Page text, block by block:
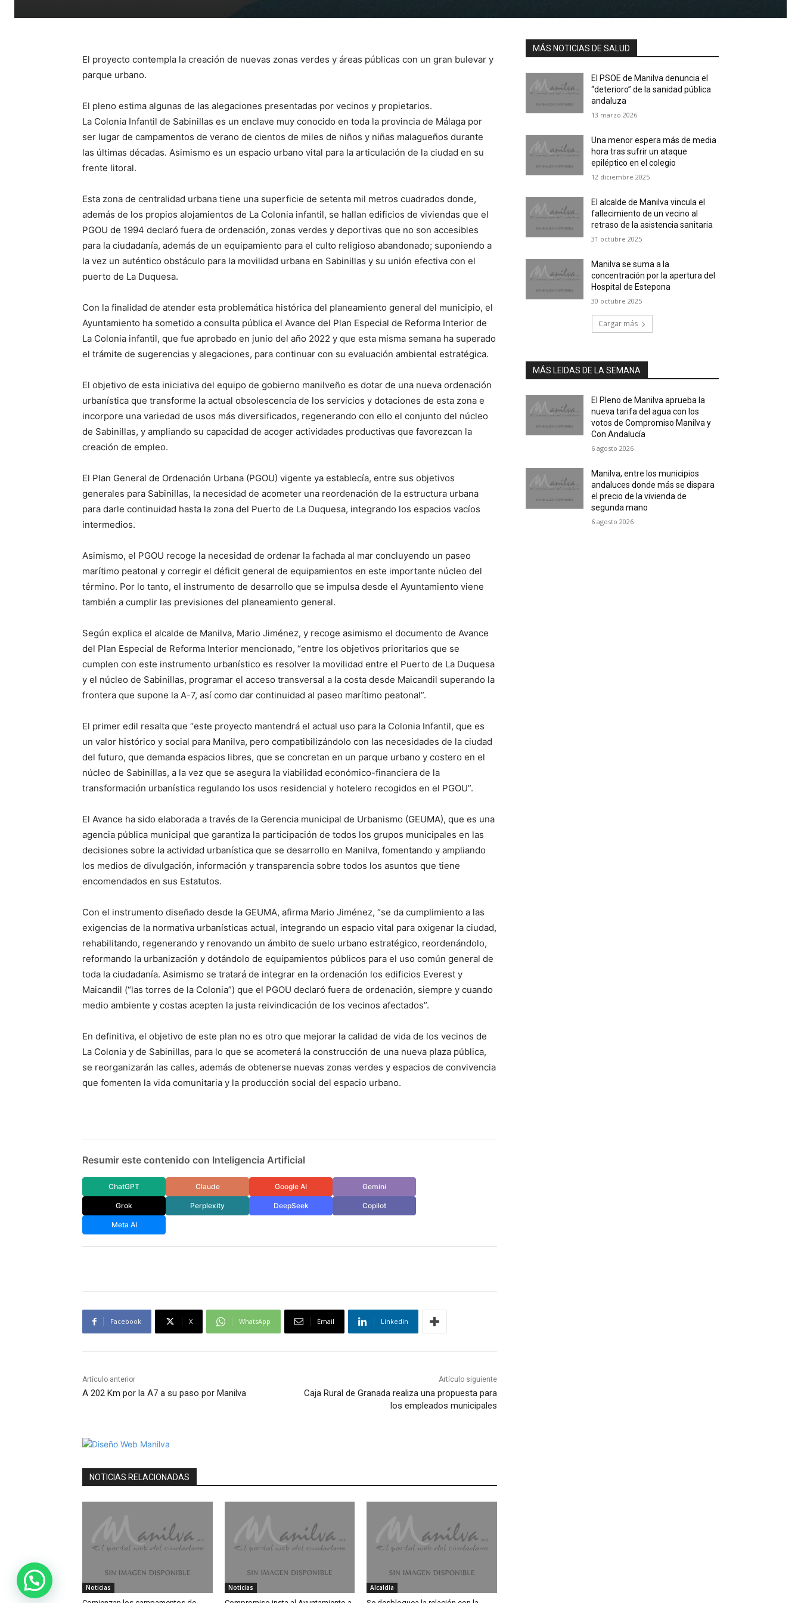
El proyecto contempla la creación de nuevas zonas verdes y áreas públicas con un gran bulevar y
parque urbano.
El pleno estima algunas de las alegaciones presentadas por vecinos y propietarios.
La Colonia Infantil de Sabinillas es un enclave muy conocido en toda la provincia de Málaga por
ser lugar de campamentos de verano de cientos de miles de niños y niñas malagueños durante
las últimas décadas. Asimismo es un espacio urbano vital para la articulación de la ciudad en su
frente litoral.
Esta zona de centralidad urbana tiene una superficie de setenta mil metros cuadrados donde,
además de los propios alojamientos de La Colonia infantil, se hallan edificios de viviendas que el
PGOU de 1994 declaró fuera de ordenación, zonas verdes y deportivas que no son accesibles
para la ciudadanía, además de un equipamiento para el culto religioso abandonado; suponiendo a
la vez un auténtico obstáculo para la movilidad urbana en Sabinillas y su unión efectiva con el
puerto de La Duquesa.
Con la finalidad de atender esta problemática histórica del planeamiento general del municipio, el
Ayuntamiento ha sometido a consulta pública el Avance del Plan Especial de Reforma Interior de
La Colonia infantil, que fue aprobado en junio del año 2022 y que esta misma semana ha superado
el trámite de sugerencias y alegaciones, para continuar con su evaluación ambiental estratégica.
El objetivo de esta iniciativa del equipo de gobierno manilveño es dotar de una nueva ordenación
urbanística que transforme la actual obsolescencia de los servicios y dotaciones de esta zona e
incorpore una variedad de usos más diversificados, regenerando con ello el conjunto del núcleo
de Sabinillas, y ampliando su capacidad de acoger actividades productivas que favorezcan la
creación de empleo.
El Plan General de Ordenación Urbana (PGOU) vigente ya establecía, entre sus objetivos
generales para Sabinillas, la necesidad de acometer una reordenación de la estructura urbana
para darle continuidad hasta la zona del Puerto de La Duquesa, integrando los espacios vacíos
intermedios.
Asimismo, el PGOU recoge la necesidad de ordenar la fachada al mar concluyendo un paseo
marítimo peatonal y corregir el déficit general de equipamientos en este importante núcleo del
término. Por lo tanto, el instrumento de desarrollo que se impulsa desde el Ayuntamiento viene
también a cumplir las previsiones del planeamiento general.
Según explica el alcalde de Manilva, Mario Jiménez, y recoge asimismo el documento de Avance
del Plan Especial de Reforma Interior mencionado, “entre los objetivos prioritarios que se
cumplen con este instrumento urbanístico es resolver la movilidad entre el Puerto de La Duquesa
y el núcleo de Sabinillas, programar el acceso transversal a la costa desde Maicandil superando la
frontera que supone la A-7, así como dar continuidad al paseo marítimo peatonal”.
El primer edil resalta que “este proyecto mantendrá el actual uso para la Colonia Infantil, que es
un valor histórico y social para Manilva, pero compatibilizándolo con las necesidades de la ciudad
del futuro, que demanda espacios libres, que se concretan en un parque urbano y costero en el
núcleo de Sabinillas, a la vez que se asegura la viabilidad económico-financiera de la
transformación urbanística regulando los usos residencial y hotelero recogidos en el PGOU”.
El Avance ha sido elaborada a través de la Gerencia municipal de Urbanismo (GEUMA), que es una
agencia pública municipal que garantiza la participación de todos los grupos municipales en las
decisiones sobre la actividad urbanística que se desarrollo en Manilva, fomentando y ampliando
los medios de divulgación, información y transparencia sobre todos los asuntos que tiene
encomendados en sus Estatutos.
Con el instrumento diseñado desde la GEUMA, afirma Mario Jiménez, “se da cumplimiento a las
exigencias de la normativa urbanísticas actual, integrando un espacio vital para oxigenar la ciudad,
rehabilitando, regenerando y renovando un ámbito de suelo urbano estratégico, reordenándolo,
reformando la urbanización y dotándolo de equipamientos públicos para el uso común general de
toda la ciudadanía. Asimismo se tratará de integrar en la ordenación los edificios Everest y
Maicandil (“las torres de la Colonia”) que el PGOU declaró fuera de ordenación, siempre y cuando
medio ambiente y costas acepten la justa reivindicación de los vecinos afectados”.
En definitiva, el objetivo de este plan no es otro que mejorar la calidad de vida de los vecinos de
La Colonia y de Sabinillas, para lo que se acometerá la construcción de una nueva plaza pública,
se reorganizarán las calles, además de obtenerse nuevas zonas verdes y espacios de convivencia
que fomenten la vida comunitaria y la producción social del espacio urbano.
Resumir este contenido con Inteligencia Artificial
ChatGPT Claude Google AI Gemini
Grok Perplexity DeepSeek Copilot
Meta AI
Facebook X WhatsApp Email Linkedin
Artículo anterior
A 202 Km por la A7 a su paso por Manilva
Artículo siguiente
Caja Rural de Granada realiza una propuesta para
los empleados municipales
NOTICIAS RELACIONADAS
Noticias Noticias Alcaldia
MÁS NOTICIAS DE SALUD
El PSOE de Manilva denuncia el
“deterioro” de la sanidad pública
andaluza
13 marzo 2026
Una menor espera más de media
hora tras sufrir un ataque
epiléptico en el colegio
12 diciembre 2025
El alcalde de Manilva vincula el
fallecimiento de un vecino al
retraso de la asistencia sanitaria
31 octubre 2025
Manilva se suma a la
concentración por la apertura del
Hospital de Estepona
30 octubre 2025
Cargar más
MÁS LEIDAS DE LA SEMANA
El Pleno de Manilva aprueba la
nueva tarifa del agua con los
votos de Compromiso Manilva y
Con Andalucía
6 agosto 2026
Manilva, entre los municipios
andaluces donde más se dispara
el precio de la vivienda de
segunda mano
6 agosto 2026